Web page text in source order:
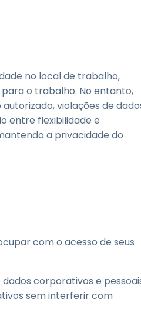
no local de trabalho,
o trabalho. No entanto,
violações de
entre flexibilidade e
a privacidade do
com o acesso de seus
corporativos e
sem interferir com